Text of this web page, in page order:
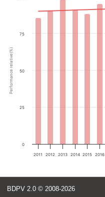
Performance relative(%)
2011 2012 2013 2014 2015 2016
0
25
50
75
BDPV 2.0 © 2008-2026